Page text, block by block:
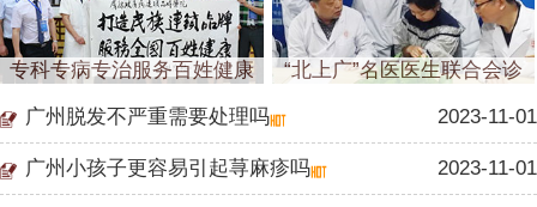
专科专病专治服务百姓健康 “北上广”名医医生联合会诊
广州脱发不严重需要处理吗 2023-11-01
广州小孩子更容易引起荨麻疹吗 2023-11-01